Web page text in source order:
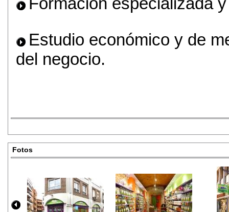
Estudio económico y de
del negocio.
Fotos